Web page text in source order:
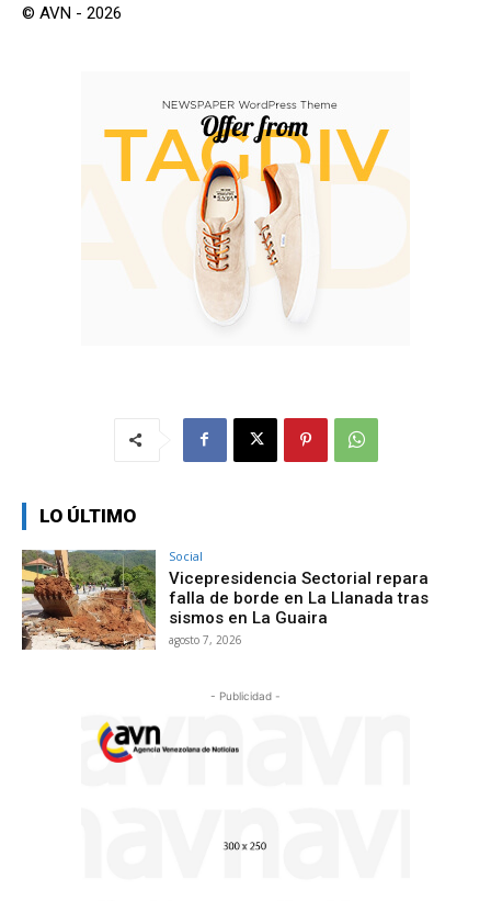
© AVN - 2026
LO ÚLTIMO
Social
Vicepresidencia Sectorial repara
falla de borde en La Llanada tras
sismos en La Guaira
agosto 7, 2026
- Publicidad -